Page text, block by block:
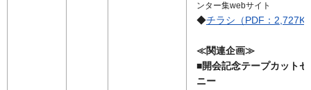
ンター集webサイト
◆チラシ（PDF：
≪関連企画≫
■開会記念テープカットセ
ニー